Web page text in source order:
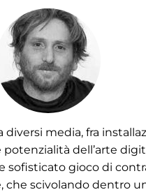
diversi media, fra
dell’arte
sofisticato gioco di
che scivolando dentro